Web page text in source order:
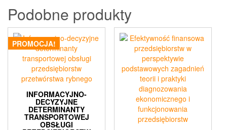
Podobne produkty
PROMOCJA!
INFORMACYJNO-
DECYZYJNE
DETERMINANTY
TRANSPORTOWEJ
OBSŁUGI